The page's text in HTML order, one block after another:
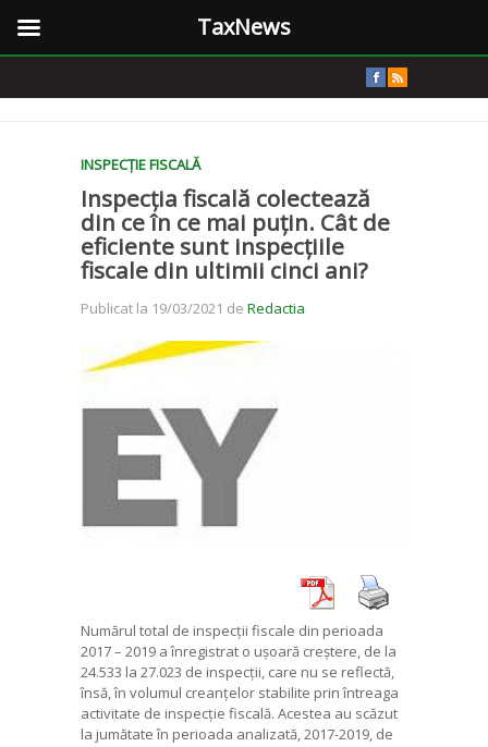
INSPECȚIE FISCALĂ
Inspecția fiscală colectează
din ce în ce mai puțin. Cât de
eficiente sunt inspecțiile
fiscale din ultimii cinci ani?
Publicat la 19/03/2021 de Redactia
Numărul total de inspecții fiscale din perioada
2017 – 2019 a înregistrat o ușoară creștere, de la
24.533 la 27.023 de inspecții, care nu se reflectă,
însă, în volumul creanțelor stabilite prin întreaga
activitate de inspecție fiscală. Acestea au scăzut
la jumătate în perioada analizată, 2017-2019, de
TaxNews